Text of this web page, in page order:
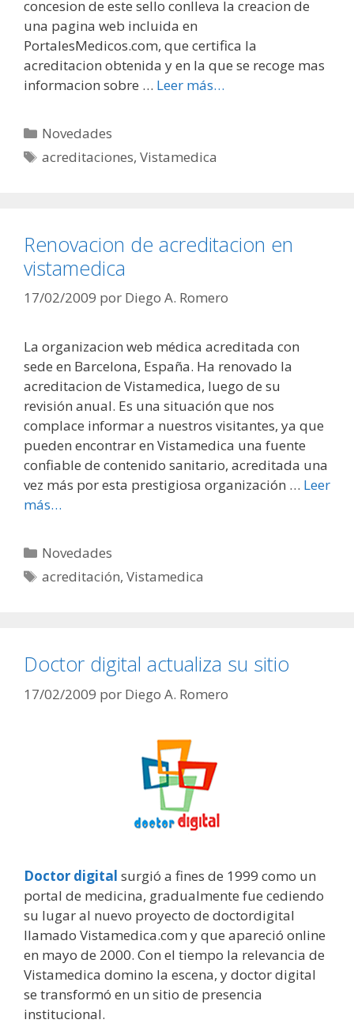
concesion de este sello conlleva la creacion de
una pagina web incluida en
PortalesMedicos.com, que certifica la
acreditacion obtenida y en la que se recoge mas
informacion sobre … Leer más…
Categorías
Novedades
Etiquetas
acreditaciones,Vistamedica
Renovacion de acreditacion en
vistamedica
17/02/2009 por Diego A. Romero
La organizacion web médica acreditada con
sede en Barcelona, España. Ha renovado la
acreditacion de Vistamedica, luego de su
revisión anual. Es una situación que nos
complace informar a nuestros visitantes, ya que
pueden encontrar en Vistamedica una fuente
confiable de contenido sanitario, acreditada una
vez más por esta prestigiosa organización … Leer
más…
Categorías
Novedades
Etiquetas
acreditación,Vistamedica
Doctor digital actualiza su sitio
17/02/2009 por Diego A. Romero
Doctor digital surgió a fines de 1999 como un
portal de medicina, gradualmente fue cediendo
su lugar al nuevo proyecto de doctordigital
llamado Vistamedica.com y que apareció online
en mayo de 2000. Con el tiempo la relevancia de
Vistamedica domino la escena, y doctor digital
se transformó en un sitio de presencia
institucional.